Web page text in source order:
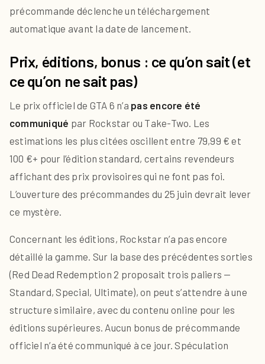
précommande déclenche un téléchargement
automatique avant la date de lancement.
Prix, éditions, bonus : ce qu’on sait (et
ce qu’on ne sait pas)
Le prix officiel de GTA 6 n’a pas encore été
communiqué par Rockstar ou Take-Two. Les
estimations les plus citées oscillent entre 79,99 € et
100 €+ pour l’édition standard, certains revendeurs
affichant des prix provisoires qui ne font pas foi.
L’ouverture des précommandes du 25 juin devrait lever
ce mystère.
Concernant les éditions, Rockstar n’a pas encore
détaillé la gamme. Sur la base des précédentes sorties
(Red Dead Redemption 2 proposait trois paliers —
Standard, Special, Ultimate), on peut s’attendre à une
structure similaire, avec du contenu online pour les
éditions supérieures. Aucun bonus de précommande
officiel n’a été communiqué à ce jour.Spéculation